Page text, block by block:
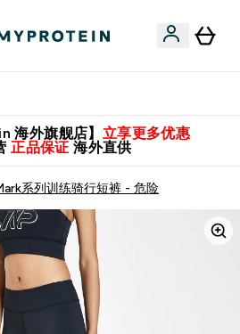
海外旗舰店】 立享更多优惠
正品保证 海外直供
系列训练骑行短裤 - 危险